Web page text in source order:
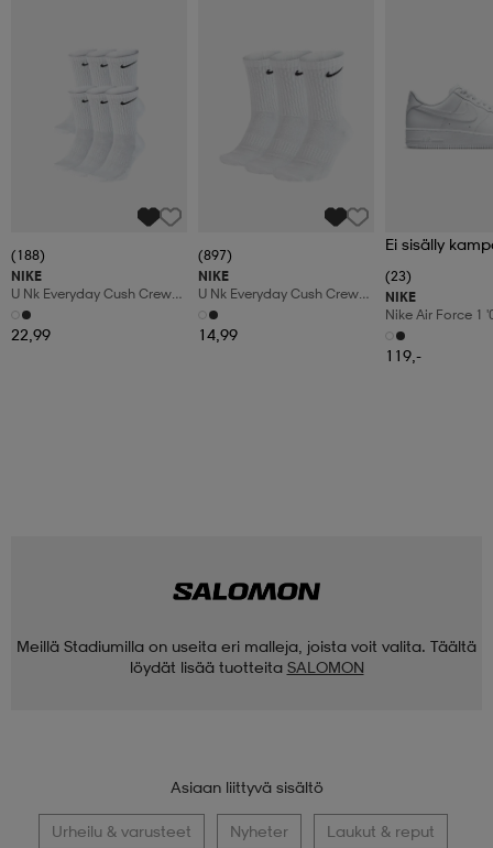
(188)
NIKE
U Nk Everyday Cush Crew
6pr-Bd
22,99
(897)
NIKE
U Nk Everyday Cush Crew
3pr
14,99
Ei sisälly
(23)
NIKE
Nike Air Force 1
Shoes
119,-
Meillä Stadiumilla on useita eri malleja, joista voit valita. Täältä
löydät lisää tuotteita SALOMON
Asiaan liittyvä sisältö
Urheilu & varusteet Nyheter Laukut & reput